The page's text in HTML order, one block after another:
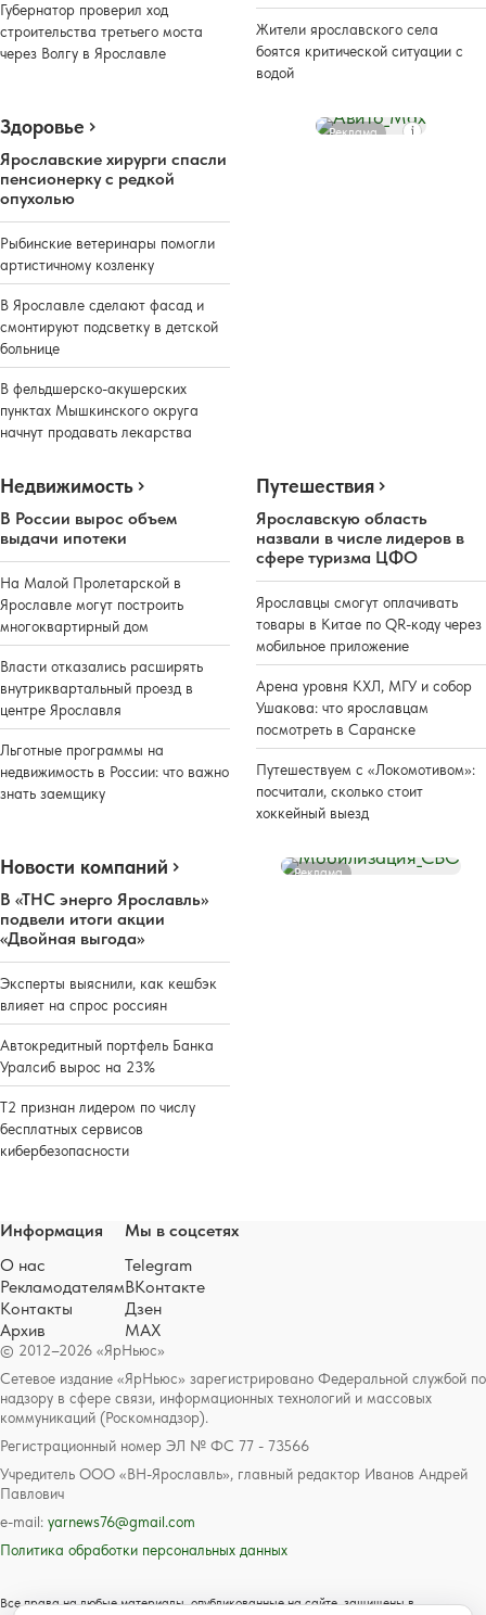
Губернатор проверил ход
строительства третьего моста
через Волгу в Ярославле
Жители ярославского села
боятся критической ситуации с
водой
Здоровье
Ярославские хирурги спасли
пенсионерку с редкой
опухолью
Рыбинские ветеринары помогли
артистичному козленку
В Ярославле сделают фасад и
смонтируют подсветку в детской
больнице
В фельдшерско-акушерских
пунктах Мышкинского округа
начнут продавать лекарства
Реклама
Недвижимость
В России вырос объем
выдачи ипотеки
На Малой Пролетарской в
Ярославле могут построить
многоквартирный дом
Власти отказались расширять
внутриквартальный проезд в
центре Ярославля
Льготные программы на
недвижимость в России: что важно
знать заемщику
Путешествия
Ярославскую область
назвали в числе лидеров в
сфере туризма ЦФО
Ярославцы смогут оплачивать
товары в Китае по QR-коду через
мобильное приложение
Арена уровня КХЛ, МГУ и собор
Ушакова: что ярославцам
посмотреть в Саранске
Путешествуем с «Локомотивом»:
посчитали, сколько стоит
хоккейный выезд
Новости компаний
В «ТНС энерго Ярославль»
подвели итоги акции
«Двойная выгода»
Эксперты выяснили, как кешбэк
влияет на спрос россиян
Автокредитный портфель Банка
Уралсиб вырос на 23%
Т2 признан лидером по числу
бесплатных сервисов
кибербезопасности
Реклама
© 2012–2026 «ЯрНьюс»
Сетевое издание «ЯрНьюс» зарегистрировано Федеральной службой по
надзору в сфере связи, информационных технологий и массовых
коммуникаций (Роскомнадзор).
Регистрационный номер ЭЛ № ФС 77 - 73566
Учредитель ООО «ВН-Ярославль», главный редактор Иванов Андрей
Павлович
e-mail: yarnews76@gmail.com
Политика обработки персональных данных
Все права на любые материалы, опубликованные на сайте, защищены в
Информация
О нас
Рекламодателям
Контакты
Архив
Мы в соцсетях
Telegram
ВКонтакте
Дзен
MAX